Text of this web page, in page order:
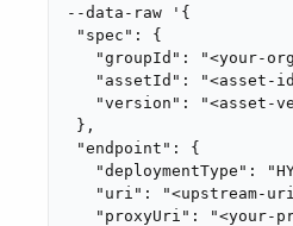
--data-raw '{
"spec": {
"groupId": "<your-
"assetId": "<asset-
"version": "<asset-
},
"endpoint": {
"deploymentType":
"uri": "<upstream-
"proxyUri": "<your-